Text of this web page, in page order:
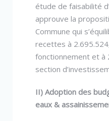
étude de faisabilité
approuve la
Commune qui
recettes à
fonctionnement et à
section
II) Adoption des
eaux &